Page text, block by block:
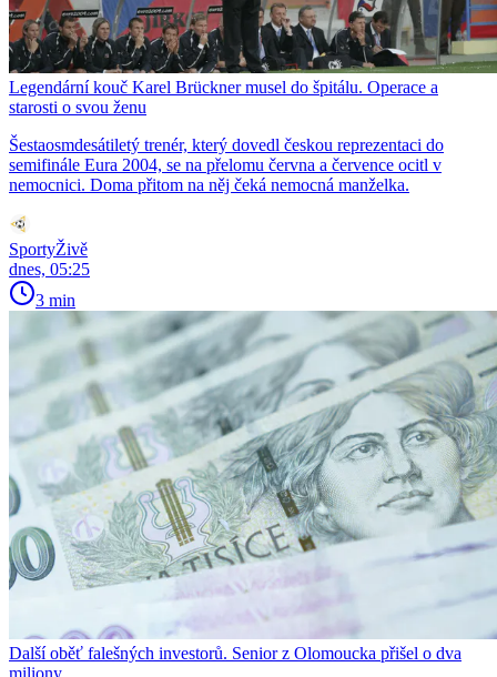
Legendární kouč Karel Brückner musel do špitálu. Operace a
starosti o svou ženu
Šestaosmdesátiletý trenér, který dovedl českou reprezentaci do
semifinále Eura 2004, se na přelomu června a července ocitl v
nemocnici. Doma přitom na něj čeká nemocná manželka.
SportyŽivě
dnes, 05:25
3 min
Další oběť falešných investorů. Senior z Olomoucka přišel o dva